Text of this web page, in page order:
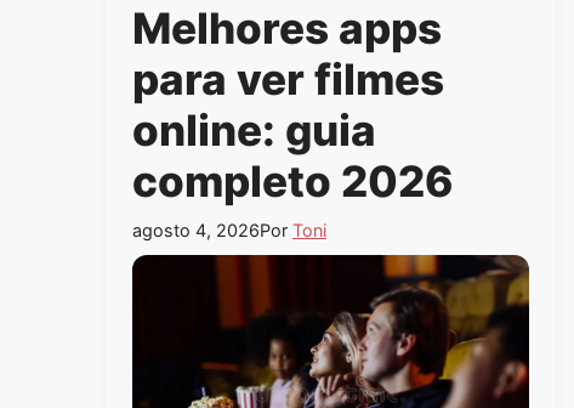
Melhores apps
para ver filmes
online: guia
completo 2026
agosto 4, 2026Por Toni